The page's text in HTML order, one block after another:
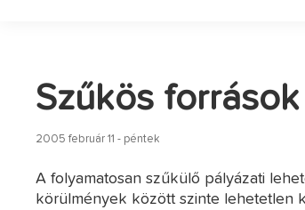
Szűkös források
2005 február 11 - péntek
A folyamatosan szűkülő pályázati
körülmények között szinte lehetetlen